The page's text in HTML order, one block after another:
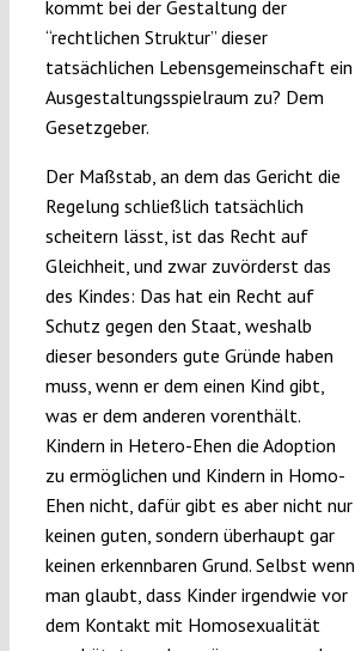
kommt bei der Gestaltung der
“rechtlichen Struktur” dieser
tatsächlichen Lebensgemeinschaft ein
Ausgestaltungsspielraum zu? Dem
Gesetzgeber.
Der Maßstab, an dem das Gericht die
Regelung schließlich tatsächlich
scheitern lässt, ist das Recht auf
Gleichheit, und zwar zuvörderst das
des Kindes: Das hat ein Recht auf
Schutz gegen den Staat, weshalb
dieser besonders gute Gründe haben
muss, wenn er dem einen Kind gibt,
was er dem anderen vorenthält.
Kindern in Hetero-Ehen die Adoption
zu ermöglichen und Kindern in Homo-
Ehen nicht, dafür gibt es aber nicht nur
keinen guten, sondern überhaupt gar
keinen erkennbaren Grund. Selbst wenn
man glaubt, dass Kinder irgendwie vor
dem Kontakt mit Homosexualität